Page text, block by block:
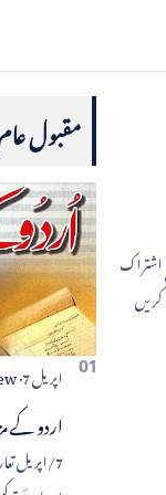
مقبول
اردو کے
7/اپریل